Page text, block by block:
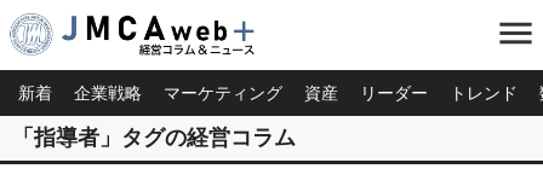
menu
新着 企業戦略 マーケティング 資産 リーダー トレンド
「指導者」タグの経営コラム